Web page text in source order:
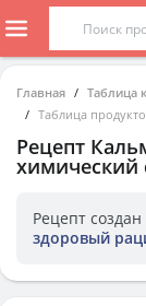
Главная
Таблица
Таблица
Рецепт
химический
Рецепт создан
здоровый